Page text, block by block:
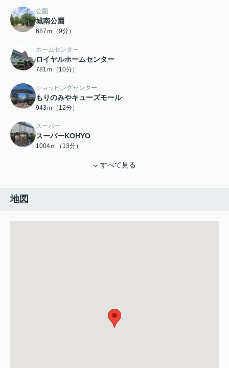
公園
城南公園
687ｍ（9分）
ホームセンター
ロイヤルホームセンター
781ｍ（10分）
ショッピングセンター
もりのみやキューズモール
943ｍ（12分）
スーパー
スーパーKOHYO
1004ｍ（13分）
すべて見る
地図